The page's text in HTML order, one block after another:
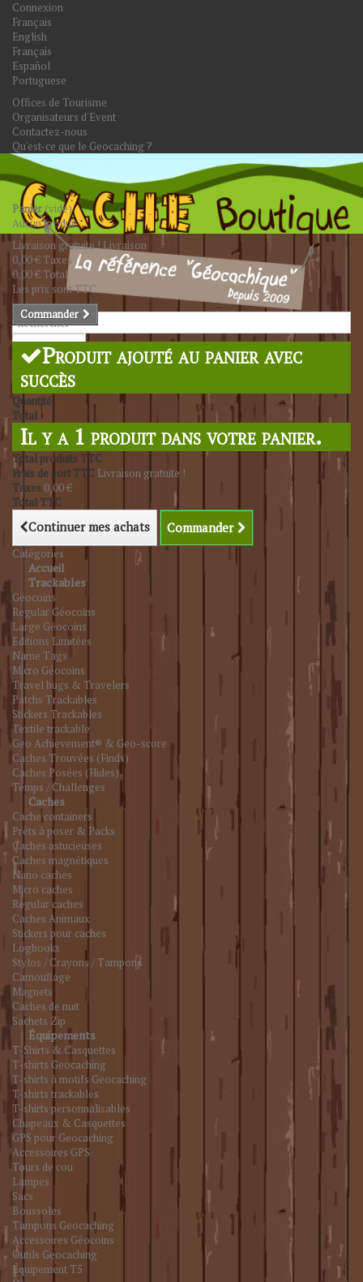
Connexion
Français
English
Français
Español
Portuguese
Offices de Tourisme
Organisateurs d'Event
Contactez-nous
Qu'est-ce que le Geocaching ?
Rechercher
Panier(vide)
Aucun produit
Livraison gratuite !Livraison
0,00 € Taxes
0,00 € Total
Les prix sont TTC
Commander
Produit ajouté au panier avec
succès
Quantité
Total
Il y a 1 produit dans votre panier.
Total produits TTC
Frais de port TTC Livraison gratuite !
Taxes 0,00 €
Total TTC
Continuer mes achats Commander
Catégories
Accueil
Trackables
Géocoins
Regular Géocoins
Large Géocoins
Editions Limitées
Name Tags
Micro Géocoins
Travel bugs & Travelers
Patchs Trackables
Stickers Trackables
Textile trackable
Geo Achievement® & Geo-score
Caches Trouvées (Finds)
Caches Posées (Hides)
Temps / Challenges
Caches
Cache containers
Prêts à poser & Packs
Caches astucieuses
Caches magnétiques
Nano caches
Micro caches
Regular caches
Caches Animaux
Stickers pour caches
Logbooks
Stylos / Crayons / Tampons
Camouflage
Magnets
Caches de nuit
Sachets Zip
Équipements
T-Shirts & Casquettes
T-shirts Geocaching
T-shirts à motifs Geocaching
T-shirts trackables
T-shirts personnalisables
Chapeaux & Casquettes
GPS pour Geocaching
Accessoires GPS
Tours de cou
Lampes
Sacs
Boussoles
Tampons Geocaching
Accessoires Géocoins
Outils Geocaching
Équipement T5